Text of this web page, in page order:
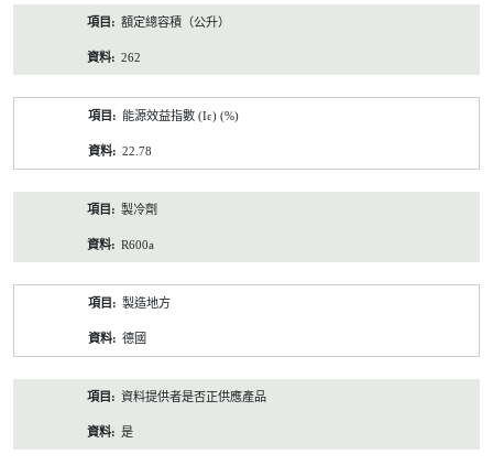
額定總容積（公升）
262
能源效益指數 (Iε) (%)
22.78
製冷劑
R600a
製造地方
德國
資料提供者是否正供應產品
是